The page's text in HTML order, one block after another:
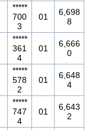
*****
700
3
01
6,698
8
*****
361
4
01
6,666
0
*****
578
2
01
6,648
4
*****
747
4
01
6,643
2